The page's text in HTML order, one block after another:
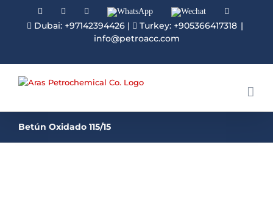
FacebookLinkedinInstagramWhatsApp Wechat
Dubai: +97142394426| Turkey: +905366417318 |
info@petroacc.com
Betún Oxidado 115/15